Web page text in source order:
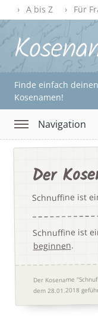
A bis Z Für
Finde einfach deinen
Kosenamen!
Navigation
Der
Schnuffine ist
Schnuffine ist
beginnen.
Der Kosename
dem 28.01.2018